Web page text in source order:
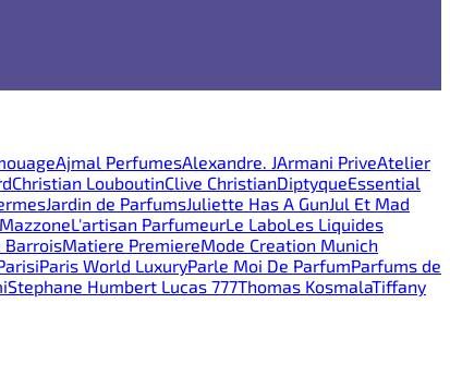
Ajmal PerfumesAlexandre. JArmani PriveAtelier
Christian LouboutinClive ChristianDiptyqueEssential
Jardin de ParfumsJuliette Has A GunJul Et Mad
L'artisan ParfumeurLe LaboLes Liquides
BarroisMatiere PremiereMode Creation Munich
Paris World LuxuryParle Moi De ParfumParfums de
Stephane Humbert Lucas 777Thomas KosmalaTiffany